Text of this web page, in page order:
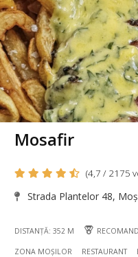
Mosafir
(4,7 / 2175
Strada Plantelor 48,
DISTANȚĂ: 352 M
ZONA MOȘILOR RESTAURANT